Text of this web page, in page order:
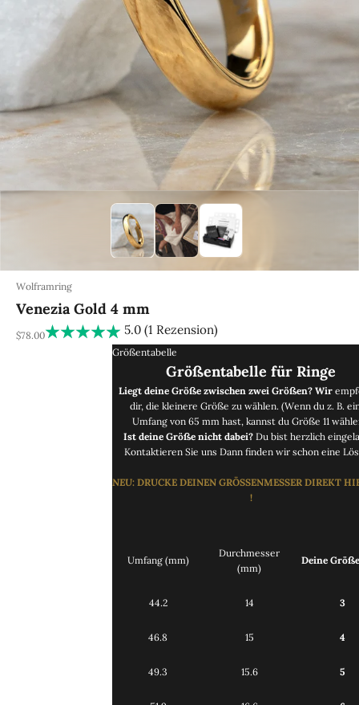
Wolframring
Venezia Gold 4 mm
REA-pris
$78.00 5.0 (1 Rezension)
Größentabelle
Größentabelle für Ringe
Liegt deine Größe zwischen zwei Größen? Wir
dir, die kleinere Größe zu wählen. (Wenn du z. B.
Umfang von 65 mm hast, kannst du Größe 11
Ist deine Größe nicht dabei?Du bist herzlich
Kontaktieren Sie uns Dann finden wir schon eine
NEU: DRUCKE DEINEN GRÖSSENMESSER DIREKT
!
Umfang (mm)
Durchmesser
(mm)
Deine Größe
44.2 14 3
46.8 15 4
49.3 15.6 5